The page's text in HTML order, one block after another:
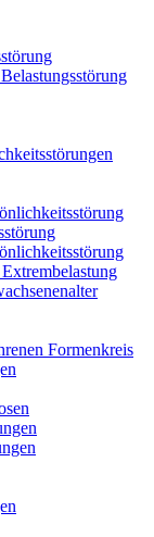
Formenkreis